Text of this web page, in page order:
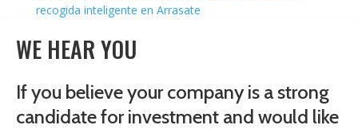
recogida inteligente en Arrasate
WE HEAR YOU
If you believe your company is a strong
candidate for investment and would like